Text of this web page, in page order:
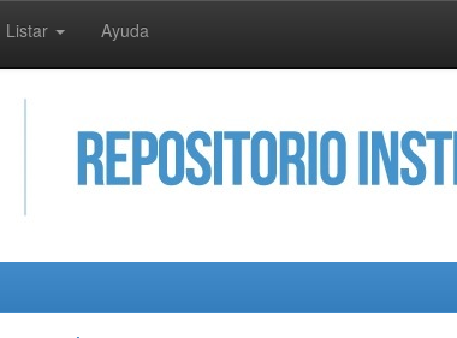
Listar Ayuda